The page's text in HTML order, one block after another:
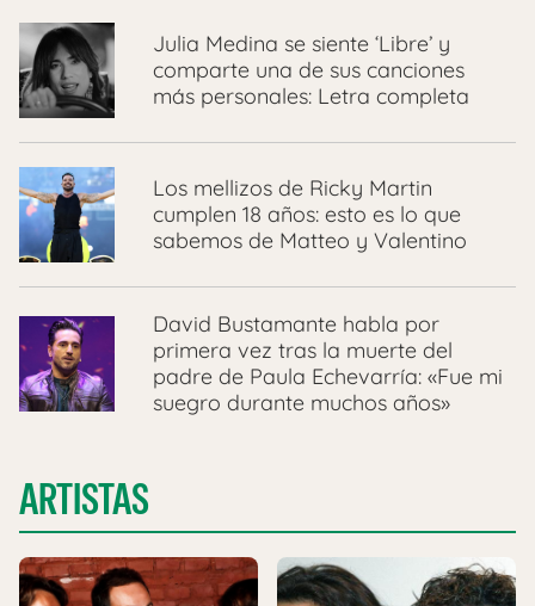
Julia Medina se siente ‘Libre’ y
comparte una de sus canciones
más personales: Letra completa
Los mellizos de Ricky Martin
cumplen 18 años: esto es lo que
sabemos de Matteo y Valentino
David Bustamante habla por
primera vez tras la muerte del
padre de Paula Echevarría: «Fue mi
suegro durante muchos años»
ARTISTAS